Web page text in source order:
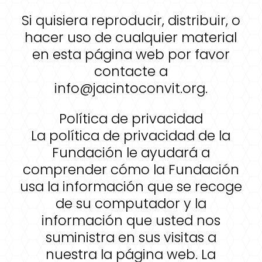
Si quisiera reproducir, distribuir, o
hacer uso de cualquier material
en esta página web por favor
contacte a
info@jacintoconvit.org.
Política de privacidad
La política de privacidad de la
Fundación le ayudará a
comprender cómo la Fundación
usa la información que se recoge
de su computador y la
información que usted nos
suministra en sus visitas a
nuestra la página web. La